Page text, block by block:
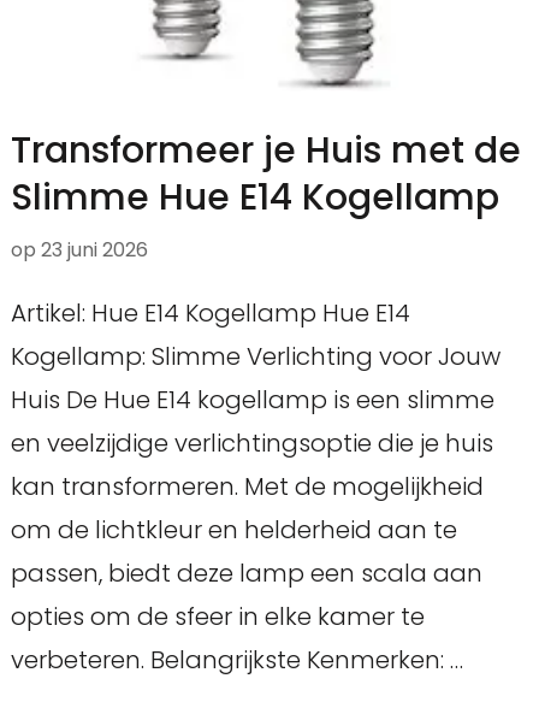
Transformeer je Huis met de
Slimme Hue E14 Kogellamp
op 23 juni 2026
Artikel: Hue E14 Kogellamp Hue E14
Kogellamp: Slimme Verlichting voor Jouw
Huis De Hue E14 kogellamp is een slimme
en veelzijdige verlichtingsoptie die je huis
kan transformeren. Met de mogelijkheid
om de lichtkleur en helderheid aan te
passen, biedt deze lamp een scala aan
opties om de sfeer in elke kamer te
verbeteren. Belangrijkste Kenmerken: …